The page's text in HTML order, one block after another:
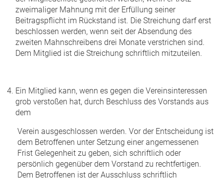
zweimaliger Mahnung mit der Erfüllung seiner
Beitragspflicht im Rückstand ist. Die Streichung darf erst
beschlossen werden, wenn seit der Absendung des
zweiten Mahnschreibens drei Monate verstrichen sind.
Dem Mitglied ist die Streichung schriftlich mitzuteilen.
Ein Mitglied kann, wenn es gegen die Vereinsinteressen
grob verstoßen hat, durch Beschluss des Vorstands aus
dem
Verein ausgeschlossen werden. Vor der Entscheidung ist
dem Betroffenen unter Setzung einer angemessenen
Frist Gelegenheit zu geben, sich schriftlich oder
persönlich gegenüber dem Vorstand zu rechtfertigen.
Dem Betroffenen ist der Ausschluss schriftlich